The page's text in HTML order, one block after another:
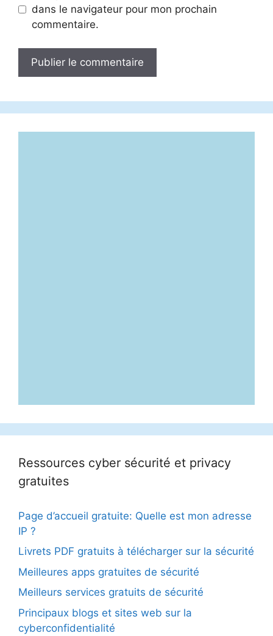
dans le navigateur pour mon prochain
commentaire.
Ressources cyber sécurité et privacy
gratuites
Page d’accueil gratuite: Quelle est mon adresse
IP ?
Livrets PDF gratuits à télécharger sur la sécurité
Meilleures apps gratuites de sécurité
Meilleurs services gratuits de sécurité
Principaux blogs et sites web sur la
cyberconfidentialité